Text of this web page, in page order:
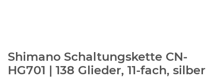
Shimano Schaltungskette CN-
HG701 | 138 Glieder, 11-fach, silber